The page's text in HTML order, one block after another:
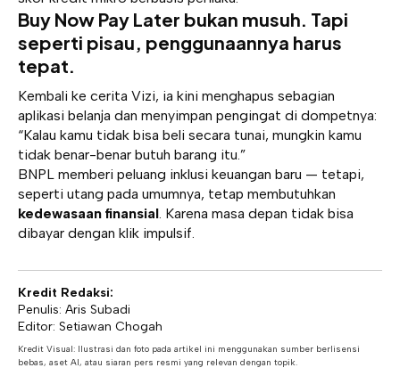
Buy Now Pay Later bukan musuh. Tapi
seperti pisau, penggunaannya harus
tepat.
Kembali ke cerita Vizi, ia kini menghapus sebagian
aplikasi belanja dan menyimpan pengingat di dompetnya:
“Kalau kamu tidak bisa beli secara tunai, mungkin kamu
tidak benar-benar butuh barang itu.”
BNPL memberi peluang inklusi keuangan baru — tetapi,
seperti utang pada umumnya, tetap membutuhkan
kedewasaan finansial. Karena masa depan tidak bisa
dibayar dengan klik impulsif.
Kredit Redaksi:
Penulis: Aris Subadi
Editor: Setiawan Chogah
Kredit Visual: Ilustrasi dan foto pada artikel ini menggunakan sumber berlisensi
bebas, aset AI, atau siaran pers resmi yang relevan dengan topik.